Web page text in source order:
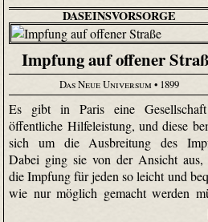
DASEINSVORSORGE
Impfung auf offener
Das Neue Universum • 1899
Es gibt in Paris eine
öffentliche Hilfeleistung, und diese
sich um die Ausbreitung des
Dabei ging sie von der Ansicht aus,
die Impfung für jeden so leicht und
wie nur möglich gemacht werden